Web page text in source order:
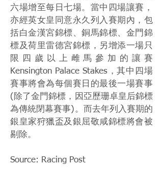
六場增至每日七場。當中四場讓賽，
亦經英女皇同意永久列入賽期內，包
括白金漢宮錦標、銅馬錦標、金門錦
標及荷里雷德宮錦標，另增添一場只
限四歲以上雌馬參加的讓賽
Kensington Palace Stakes，其中四場
賽事將會為每個賽日的最後一場賽事
(除了金門錦標，因亞歷珊卓皇后錦標
為傳統閉幕賽事)。而去年列入賽期的
銀皇家狩獵盃及銀屈敬咸錦標將會被
剔除。
Source: Racing Post